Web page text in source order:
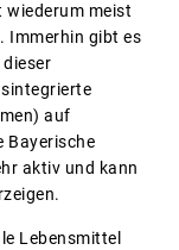
wiederum meist
Immerhin gibt es
auf
Bayerische
aktiv und kann
Lebensmittel